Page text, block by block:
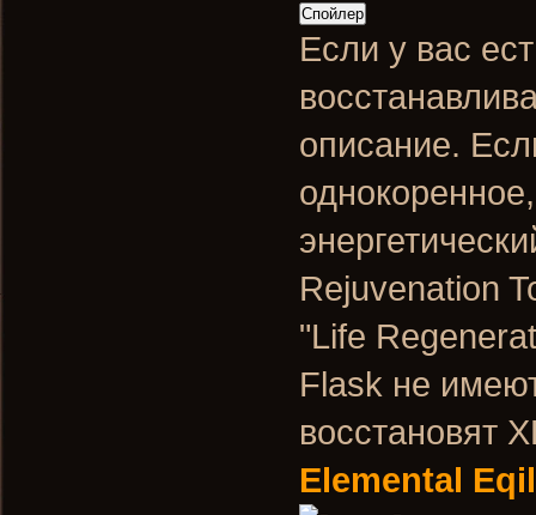
Спойлер
Если у вас
описание.
Rejuvenation
"Life
Flask не
восстановят
Elemental